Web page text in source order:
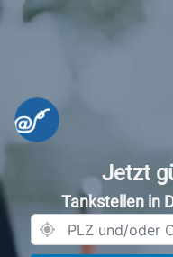
Jetzt
Tankstellen in